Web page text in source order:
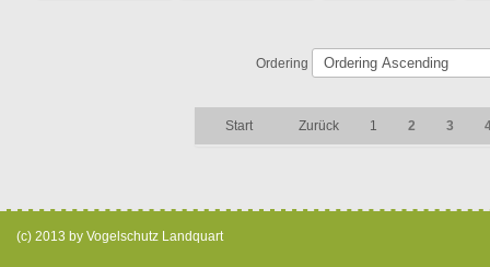
Ordering
Start Zurück 1 2 3
(c) 2013 by Vogelschutz Landquart